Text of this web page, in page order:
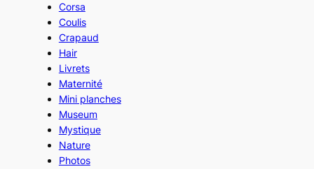
Corsa
Coulis
Crapaud
Hair
Livrets
Maternité
Mini planches
Museum
Mystique
Nature
Photos